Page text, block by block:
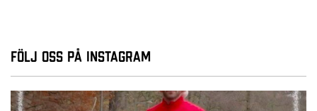
Följ oss på Instagram